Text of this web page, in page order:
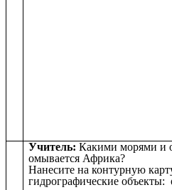
Учитель: Какими морями и
омывается Африка?
Нанесите на контурную
гидрографические объекты: